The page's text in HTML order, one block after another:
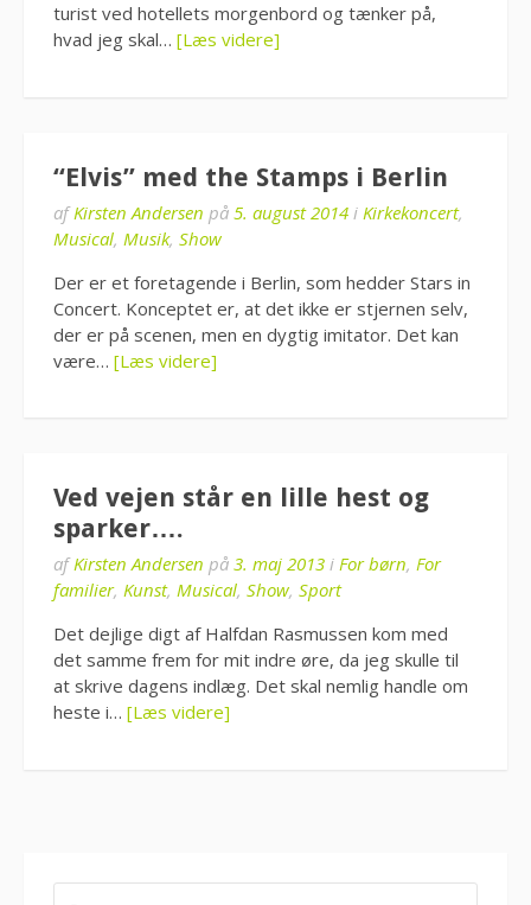
turist ved hotellets morgenbord og tænker på,
hvad jeg skal… [Læs videre]
“Elvis” med the Stamps i Berlin
afKirsten Andersen på 5. august 2014 i Kirkekoncert,
Musical, Musik, Show
Der er et foretagende i Berlin, som hedder Stars in
Concert. Konceptet er, at det ikke er stjernen selv,
der er på scenen, men en dygtig imitator. Det kan
være… [Læs videre]
Ved vejen står en lille hest og
sparker….
afKirsten Andersen på 3. maj 2013 i For børn, For
familier, Kunst, Musical, Show, Sport
Det dejlige digt af Halfdan Rasmussen kom med
det samme frem for mit indre øre, da jeg skulle til
at skrive dagens indlæg. Det skal nemlig handle om
heste i… [Læs videre]